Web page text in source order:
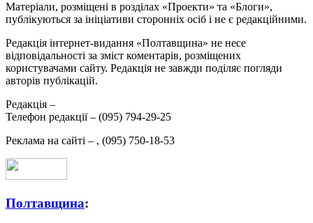
Матеріали, розміщені в розділах «Проекти» та «Блоги»,
публікуються за ініціативи сторонніх осіб і не є редакційними.
Редакція інтернет-видання «Полтавщина» не несе
відповідальності за зміст коментарів, розміщених
користувачами сайту. Редакція не завжди поділяє погляди
авторів публікацій.
Редакція –
Телефон редакції – (095) 794-29-25
Реклама на сайті – , (095) 750-18-53
Полтавщина: